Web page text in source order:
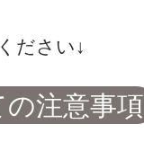
ださい↓
注意事項